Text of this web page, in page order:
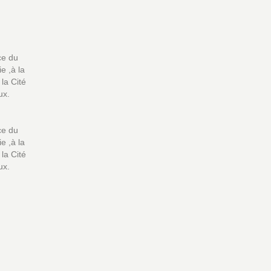
du
,à la
Cité
du
,à la
Cité